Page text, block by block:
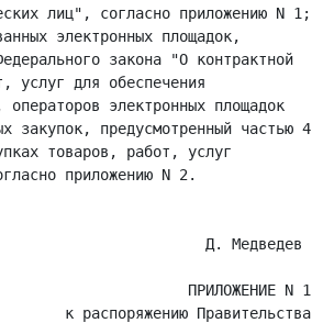
лиц", согласно приложению N 1;
электронных площадок,
закона "О контрактной
услуг для обеспечения
электронных площадок
закупок, предусмотренный частью 4
товаров, работ, услуг
приложению N 2.
Д. Медведев
ПРИЛОЖЕНИЕ N 1
к распоряжению Правительства